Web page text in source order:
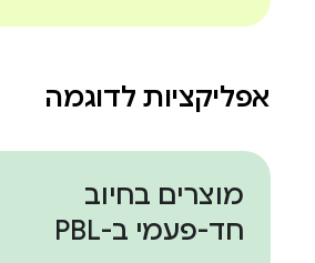
אפליקציות לדוגמה
מוצרים בחיוב
חד-פעמי ב-PBL